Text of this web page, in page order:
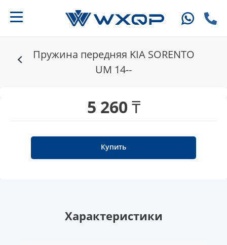
Пружина передняя KIA SORENTO
UM 14--
5 260 ₸
Купить
Характеристики